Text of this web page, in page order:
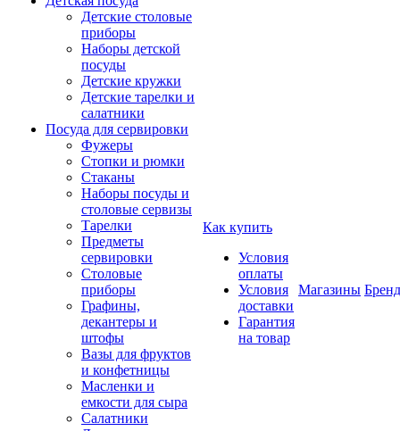
Детские столовые
приборы
Наборы детской
посуды
Детские кружки
Детские тарелки и
салатники
Посуда для сервировки
Фужеры
Стопки и рюмки
Стаканы
Наборы посуды и
столовые сервизы
Тарелки
Предметы
сервировки
Столовые
приборы
Графины,
декантеры и
штофы
Вазы для фруктов
и конфетницы
Масленки и
емкости для сыра
Салатники
Как купить
Условия
оплаты
Условия
доставки
Гарантия
на товар
Магазины